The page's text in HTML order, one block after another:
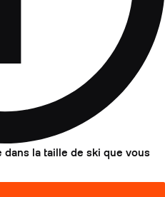
la taille de ski que vous